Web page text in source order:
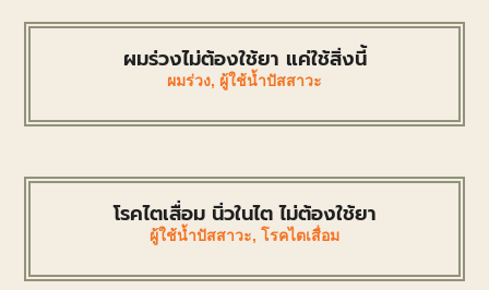
ผมร่วงไม่ต้องใช้ยา แค่ใช้สิ่งนี้
ผมร่วง, ผู้ใช้น้ำปัสสาวะ
โรคไตเสื่อม นิ่วในไต ไม่ต้องใช้ยา
ผู้ใช้น้ำปัสสาวะ, โรคไตเสื่อม